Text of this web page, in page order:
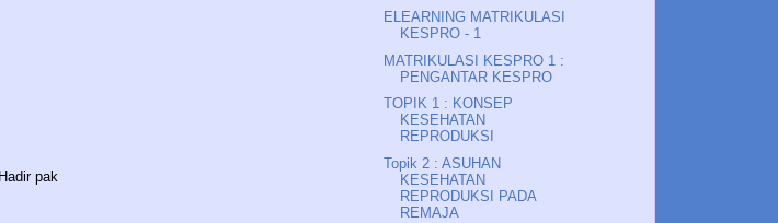
pak
ELEARNING MATRIKULASI
KESPRO - 1
MATRIKULASI KESPRO 1 :
PENGANTAR KESPRO
TOPIK 1 : KONSEP
KESEHATAN
REPRODUKSI
Topik 2 : ASUHAN
KESEHATAN
REPRODUKSI PADA
REMAJA